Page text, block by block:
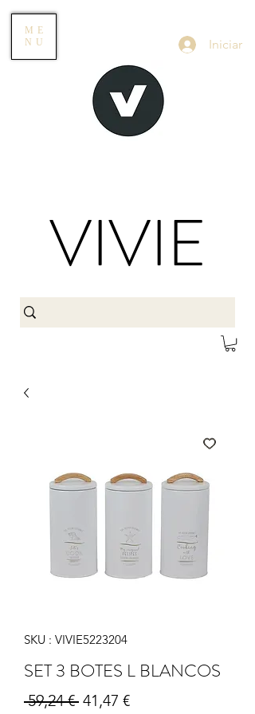
ME
NU
Iniciar
VIVIE
SKU : VIVIE5223204
SET 3 BOTES L BLANCOS
59,24 € Prix original
41,47 €Prix promotionnel